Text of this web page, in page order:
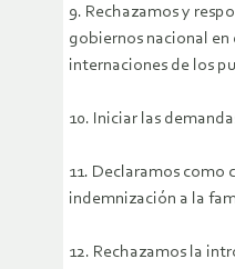
9. Rechazamos y
gobiernos nacional
internaciones de los
10. Iniciar las
11. Declaramos como
indemnización a la
12. Rechazamos la